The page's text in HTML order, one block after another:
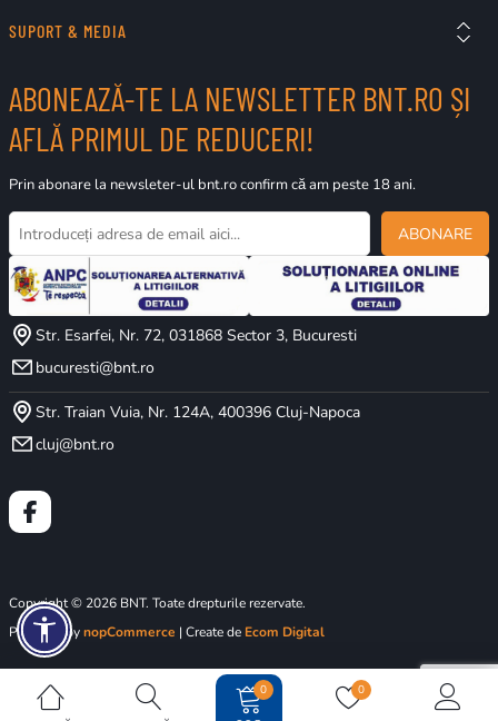
0
0
SUPORT & MEDIA
ABONEAZĂ-TE LA NEWSLETTER BNT.RO ȘI
AFLĂ PRIMUL DE REDUCERI!
Prin abonare la newsleter-ul bnt.ro confirm că am peste 18 ani.
ABONARE
Str. Esarfei, Nr. 72, 031868 Sector 3, Bucuresti
bucuresti@bnt.ro
Str. Traian Vuia, Nr. 124A, 400396 Cluj-Napoca
cluj@bnt.ro
Copyright © 2026 BNT. Toate drepturile rezervate.
Powered bynopCommerce | Create de Ecom Digital